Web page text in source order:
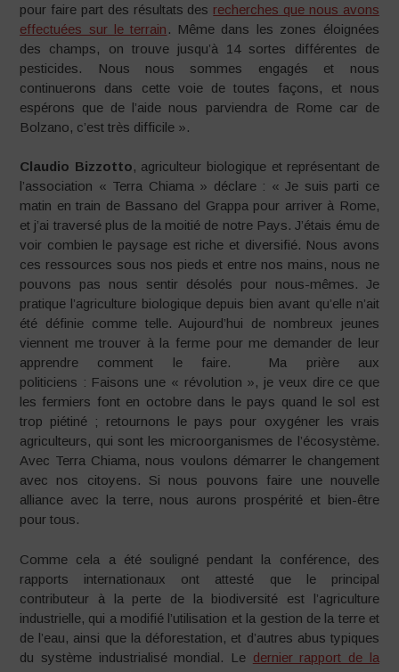
pour faire part des résultats des recherches que nous avons
effectuées sur le terrain . Même dans les zones éloignées
des champs, on trouve jusqu’à 14 sortes différentes de
pesticides. Nous nous sommes engagés et nous
continuerons dans cette voie de toutes façons, et nous
espérons que de l’aide nous parviendra de Rome car de
Bolzano, c’est très difficile ».
Claudio Bizzotto, agriculteur biologique et représentant de
l’association « Terra Chiama » déclare : « Je suis parti ce
matin en train de Bassano del Grappa pour arriver à Rome,
et j’ai traversé plus de la moitié de notre Pays. J’étais ému de
voir combien le paysage est riche et diversifié. Nous avons
ces ressources sous nos pieds et entre nos mains, nous ne
pouvons pas nous sentir désolés pour nous-mêmes. Je
pratique l’agriculture biologique depuis bien avant qu’elle n’ait
été définie comme telle. Aujourd’hui de nombreux jeunes
viennent me trouver à la ferme pour me demander de leur
apprendre comment le faire. Ma prière aux
politiciens : Faisons une « révolution », je veux dire ce que
les fermiers font en octobre dans le pays quand le sol est
trop piétiné ; retournons le pays pour oxygéner les vrais
agriculteurs, qui sont les microorganismes de l’écosystème.
Avec Terra Chiama, nous voulons démarrer le changement
avec nos citoyens. Si nous pouvons faire une nouvelle
alliance avec la terre, nous aurons prospérité et bien-être
pour tous.
Comme cela a été souligné pendant la conférence, des
rapports internationaux ont attesté que le principal
contributeur à la perte de la biodiversité est l’agriculture
industrielle, qui a modifié l’utilisation et la gestion de la terre et
de l’eau, ainsi que la déforestation, et d’autres abus typiques
du système industrialisé mondial. Le dernier rapport de la